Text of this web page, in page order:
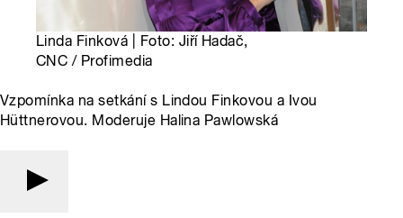
Linda Finková | Foto: Jiří Hadač,
CNC / Profimedia
Vzpomínka na setkání s Lindou Finkovou a Ivou
Hüttnerovou. Moderuje Halina Pawlowská